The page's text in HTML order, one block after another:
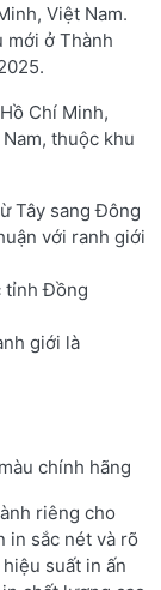
Việt Nam.
mới ở Thành
Chí Minh,
thuộc khu
Tây sang Đông
với ranh giới
tỉnh Đồng
giới là
chính hãng
riêng cho
in sắc nét và rõ
suất in ấn